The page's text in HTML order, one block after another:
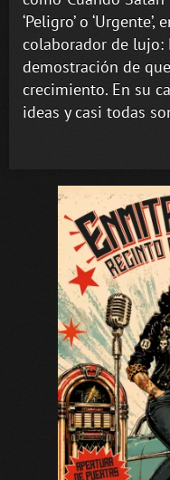
‘Peligro’ o
colaborador de lujo:
demostración de
crecimiento. En su
ideas y casi todas